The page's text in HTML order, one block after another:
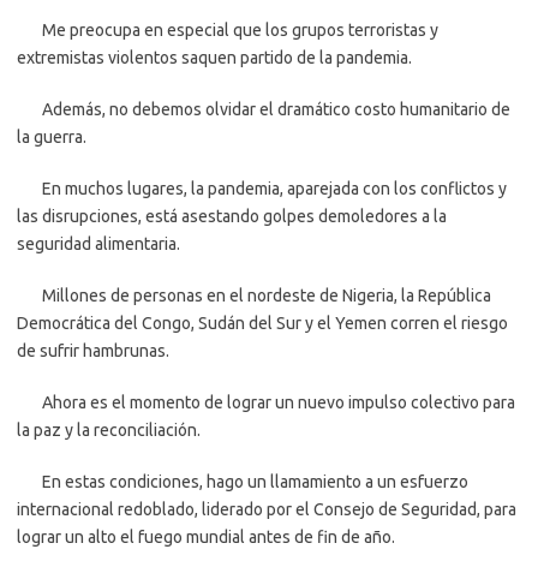
Me preocupa en especial que los grupos terroristas y
extremistas violentos saquen partido de la pandemia.
Además, no debemos olvidar el dramático costo humanitario de
la guerra.
En muchos lugares, la pandemia, aparejada con los conflictos y
las disrupciones, está asestando golpes demoledores a la
seguridad alimentaria.
Millones de personas en el nordeste de Nigeria, la República
Democrática del Congo, Sudán del Sur y el Yemen corren el riesgo
de sufrir hambrunas.
Ahora es el momento de lograr un nuevo impulso colectivo para
la paz y la reconciliación.
En estas condiciones, hago un llamamiento a un esfuerzo
internacional redoblado, liderado por el Consejo de Seguridad, para
lograr un alto el fuego mundial antes de fin de año.